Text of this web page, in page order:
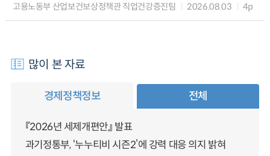
고용노동부 산업보건보상정책관 직업건강증진팀 2026.08.03 4p
많이 본 자료
경제정책정보 전체
『2026년 세제개편안』 발표
과기정통부, ‘누누티비 시즌2’에 강력 대응 의지 밝혀